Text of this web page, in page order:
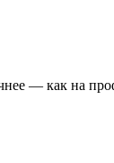
— как на